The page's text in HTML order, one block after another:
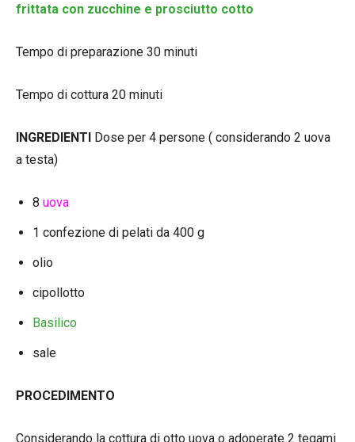
frittata con zucchine e prosciutto cotto
Tempo di preparazione 30 minuti
Tempo di cottura 20 minuti
INGREDIENTI Dose per 4 persone ( considerando 2 uova
a testa)
8 uova
1 confezione di pelati da 400 g
olio
cipollotto
Basilico
sale
PROCEDIMENTO
Considerando la cottura di otto uova o adoperate 2 tegami